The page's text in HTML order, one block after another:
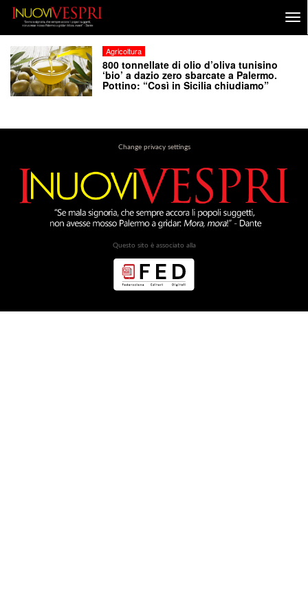
Agricoltura
800 tonnellate di olio d’oliva tunisino
‘bio’ a dazio zero sbarcate a Palermo.
Pottino: “Così in Sicilia chiudiamo”
Change privacy settings
Questo sito è associato alla